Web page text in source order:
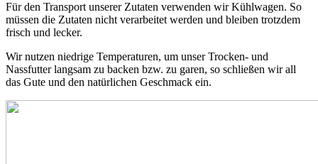
Für den Transport unserer Zutaten verwenden wir Kühlwagen. So
müssen die Zutaten nicht verarbeitet werden und bleiben trotzdem
frisch und lecker.
Wir nutzen niedrige Temperaturen, um unser Trocken- und
Nassfutter langsam zu backen bzw. zu garen, so schließen wir all
das Gute und den natürlichen Geschmack ein.